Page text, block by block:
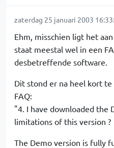
zaterdag 25 januari 2003
Ehm, misschien ligt het
staat meestal wel in een
desbetreffende software.
Dit stond er na heel kort
FAQ:
"4. I have downloaded the
limitations of this version ?
The Demo version is fully